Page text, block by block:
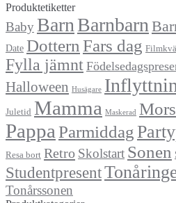
Produktetiketter
Baby Barn Barnbarn
Date Dottern Fars dag
Fylla jämnt
Halloween Husägare
Juletid Mamma Maskerad
Pappa Parmiddag
Resa bort Retro Skolstart Sonen
Studentpresent
Tonårssonen